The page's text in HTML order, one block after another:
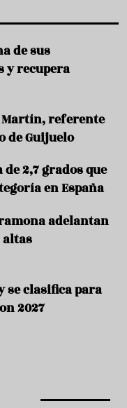
de sus
y recupera
Martín, referente
de Guijuelo
2,7 grados que
en España
adelantan
se clasifica para
2027